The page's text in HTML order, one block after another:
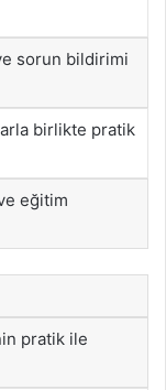
sorun bildirimi
birlikte pratik
eğitim
pratik ile